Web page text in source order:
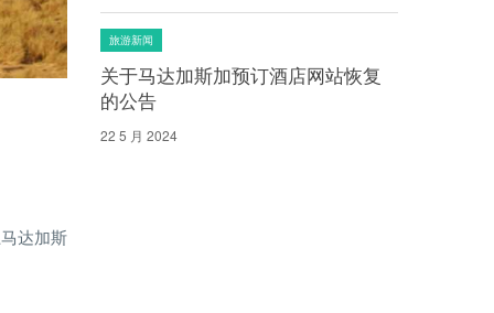
达加斯
旅游新闻
关于马达加斯加预订酒店网站恢复
的公告
22 5 月 2024